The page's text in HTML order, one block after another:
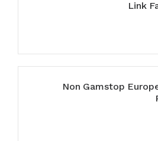
Link
Non Gamstop